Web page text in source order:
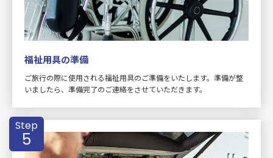
福祉用具の準備
ご旅行の際に使用される福祉用具のご準備をいたします。準備が整
いましたら、準備完了のご連絡をさせていただきます。
Step
5